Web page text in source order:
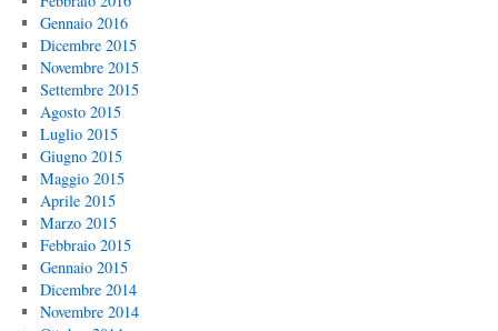
Gennaio 2016
Dicembre 2015
Novembre 2015
Settembre 2015
Agosto 2015
Luglio 2015
Giugno 2015
Maggio 2015
Aprile 2015
Marzo 2015
Febbraio 2015
Gennaio 2015
Dicembre 2014
Novembre 2014